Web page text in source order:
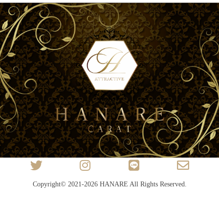
Copyright© 2021-2026 HANARE All Rights Reserved.